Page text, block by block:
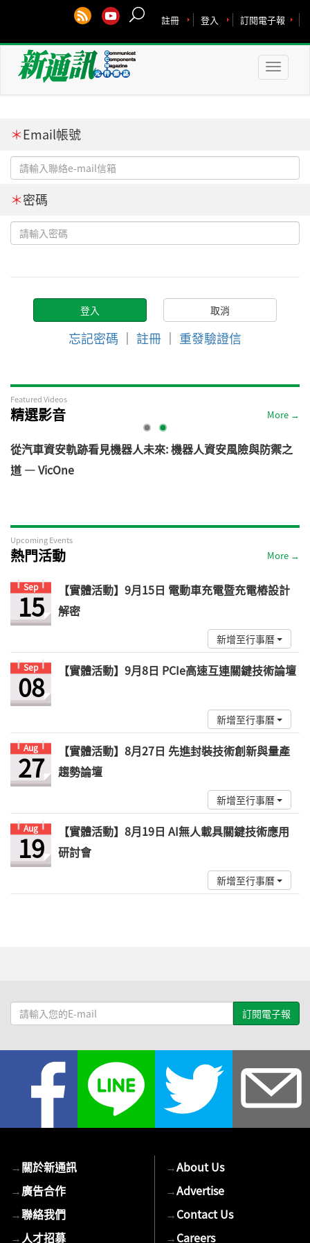
訂閱電子報
登入
註冊
Toggle
＊Email帳號
＊密碼
忘記密碼 ｜ 註冊 ｜ 重發驗證信
Featured Videos
精選影音 More →
從汽車資安軌跡看見機器人未來: 機器人資安風險與防禦之
道 — VicOne
Upcoming Events
熱門活動 More →
Sep
15
【實體活動】9月15日 電動車充電暨充電樁設計
解密
新增至行事曆
Sep
08 【實體活動】9月8日 PCIe高速互連關鍵技術論壇
新增至行事曆
Aug
27
【實體活動】8月27日 先進封裝技術創新與量產
趨勢論壇
新增至行事曆
Aug
19
【實體活動】8月19日 AI無人載具關鍵技術應用
研討會
新增至行事曆
請
輸
→關於新通訊
→廣告合作
→聯絡我們
→人才招募
→About Us
→Advertise
→Contact Us
→Careers